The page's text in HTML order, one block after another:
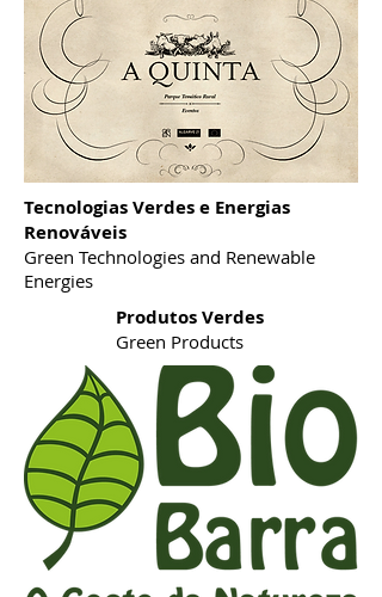
Tecnologias Verdes e Energias
Renováveis
Green Technologies and Renewable
Energies
Produtos Verdes
Green Products